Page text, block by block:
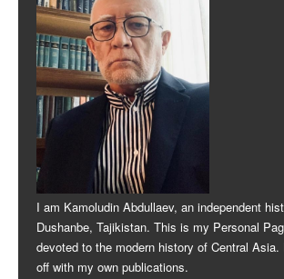
I am Kamoludin Abdullaev, an independent
Dushanbe, Tajikistan. This is my Personal
devoted to the modern history of Central
off with my own publications.